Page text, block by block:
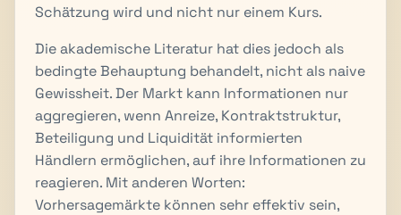
Schätzung wird und nicht nur einem Kurs.
Die akademische Literatur hat dies jedoch als
bedingte Behauptung behandelt, nicht als naive
Gewissheit. Der Markt kann Informationen nur
aggregieren, wenn Anreize, Kontraktstruktur,
Beteiligung und Liquidität informierten
Händlern ermöglichen, auf ihre Informationen zu
reagieren. Mit anderen Worten:
Vorhersagemärkte können sehr effektiv sein,